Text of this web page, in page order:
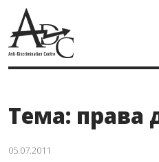
Тема: права
05.07.2011